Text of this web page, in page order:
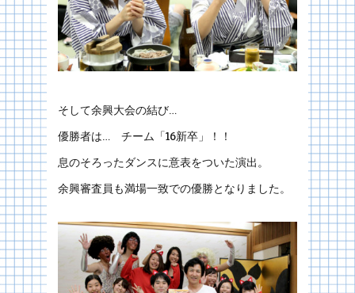
そして余興大会の結び…
優勝者は… チーム「16新卒」！！
息のそろったダンスに意表をついた演出。
余興審査員も満場一致での優勝となりました。